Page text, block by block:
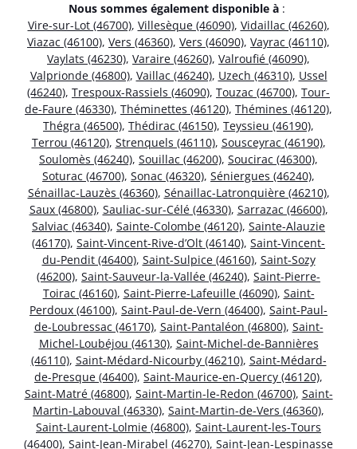
Nous sommes également disponible à :
Vire-sur-Lot (46700), Villesèque (46090), Vidaillac (46260),
Viazac (46100), Vers (46360), Vers (46090), Vayrac (46110),
Vaylats (46230), Varaire (46260), Valroufié (46090),
Valprionde (46800), Vaillac (46240), Uzech (46310), Ussel
(46240), Trespoux-Rassiels (46090), Touzac (46700), Tour-
de-Faure (46330), Théminettes (46120), Thémines (46120),
Thégra (46500), Thédirac (46150), Teyssieu (46190),
Terrou (46120), Strenquels (46110), Sousceyrac (46190),
Soulomès (46240), Souillac (46200), Soucirac (46300),
Soturac (46700), Sonac (46320), Séniergues (46240),
Sénaillac-Lauzès (46360), Sénaillac-Latronquière (46210),
Saux (46800), Sauliac-sur-Célé (46330), Sarrazac (46600),
Salviac (46340), Sainte-Colombe (46120), Sainte-Alauzie
(46170), Saint-Vincent-Rive-d’Olt (46140), Saint-Vincent-
du-Pendit (46400), Saint-Sulpice (46160), Saint-Sozy
(46200), Saint-Sauveur-la-Vallée (46240), Saint-Pierre-
Toirac (46160), Saint-Pierre-Lafeuille (46090), Saint-
Perdoux (46100), Saint-Paul-de-Vern (46400), Saint-Paul-
de-Loubressac (46170), Saint-Pantaléon (46800), Saint-
Michel-Loubéjou (46130), Saint-Michel-de-Bannières
(46110), Saint-Médard-Nicourby (46210), Saint-Médard-
de-Presque (46400), Saint-Maurice-en-Quercy (46120),
Saint-Matré (46800), Saint-Martin-le-Redon (46700), Saint-
Martin-Labouval (46330), Saint-Martin-de-Vers (46360),
Saint-Laurent-Lolmie (46800), Saint-Laurent-les-Tours
(46400), Saint-Jean-Mirabel (46270), Saint-Jean-Lespinasse